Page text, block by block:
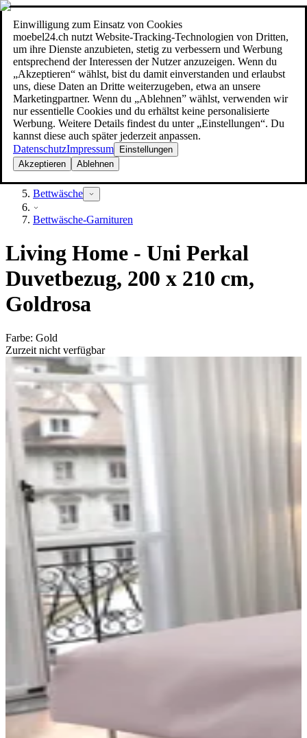
Einwilligung zum Einsatz von Cookies
moebel24.ch nutzt Website-Tracking-Technologien von Dritten,
um ihre Dienste anzubieten, stetig zu verbessern und Werbung
entsprechend der Interessen der Nutzer anzuzeigen. Wenn du
„Akzeptieren“ wählst, bist du damit einverstanden und erlaubst
uns, diese Daten an Dritte weiterzugeben, etwa an unsere
Marketingpartner. Wenn du „Ablehnen” wählst, verwenden wir
nur essentielle Cookies und du erhältst keine personalisierte
Werbung. Weitere Details findest du unter „Einstellungen“. Du
kannst diese auch später jederzeit anpassen.
DatenschutzImpressum
Einstellungen
Akzeptieren
Ablehnen
Suche
moebel dir den besten Preis!moebel dir den besten Preis!
Heimtextilien
Bettwäsche
Bettwäsche-Garnituren
Living Home - Uni Perkal
Duvetbezug, 200 x 210 cm,
Goldrosa
Farbe: Gold
Zurzeit nicht verfügbar